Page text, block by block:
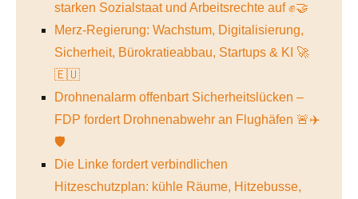
starken Sozialstaat und Arbeitsrechte auf ✊🤝
Merz-Regierung: Wachstum, Digitalisierung,
Sicherheit, Bürokratieabbau, Startups & KI 🚀
🇪🇺
Drohnenalarm offenbart Sicherheitslücken –
FDP fordert Drohnenabwehr an Flughäfen 🚨✈️
🛡️
Die Linke fordert verbindlichen
Hitzeschutzplan: kühle Räume, Hitzebusse,